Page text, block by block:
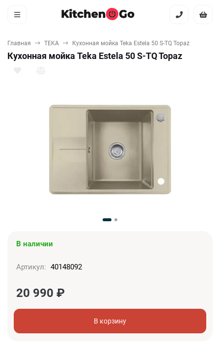
Главная TEKA Кухонная мойка Teka Estela 50 S-TQ Topaz
Кухонная мойка Teka Estela 50 S-TQ Topaz
В наличии
Артикул: 40148092
20 990 ₽
В корзину